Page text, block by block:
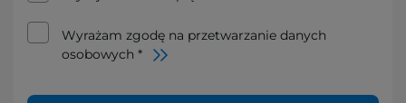
Wyrażam zgodę na przetwarzanie danych
osobowych *